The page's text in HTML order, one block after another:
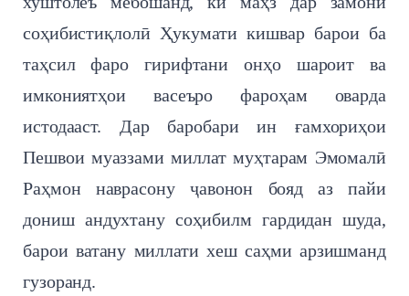
соҳибистиқлолӣ Ҳукумати кишвар барои ба
таҳсил фаро гирифтани онҳо шароит ва
имкониятҳои васеъро фароҳам оварда
истодааст. Дар баробари ин ғамхориҳои
Пешвои муаззами миллат муҳтарам Эмомалӣ
Раҳмон наврасону ҷавонон бояд аз пайи
дониш андухтану соҳибилм гардидан шуда,
барои ватану миллати хеш саҳми арзишманд
гузоранд.